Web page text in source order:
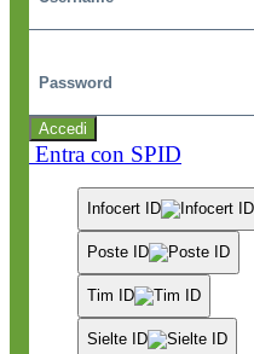
Accedi
Entra con SPID
Infocert ID
Poste ID
Tim ID
Sielte ID